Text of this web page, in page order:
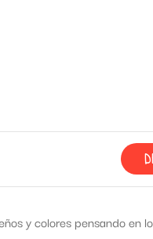
y colores pensando